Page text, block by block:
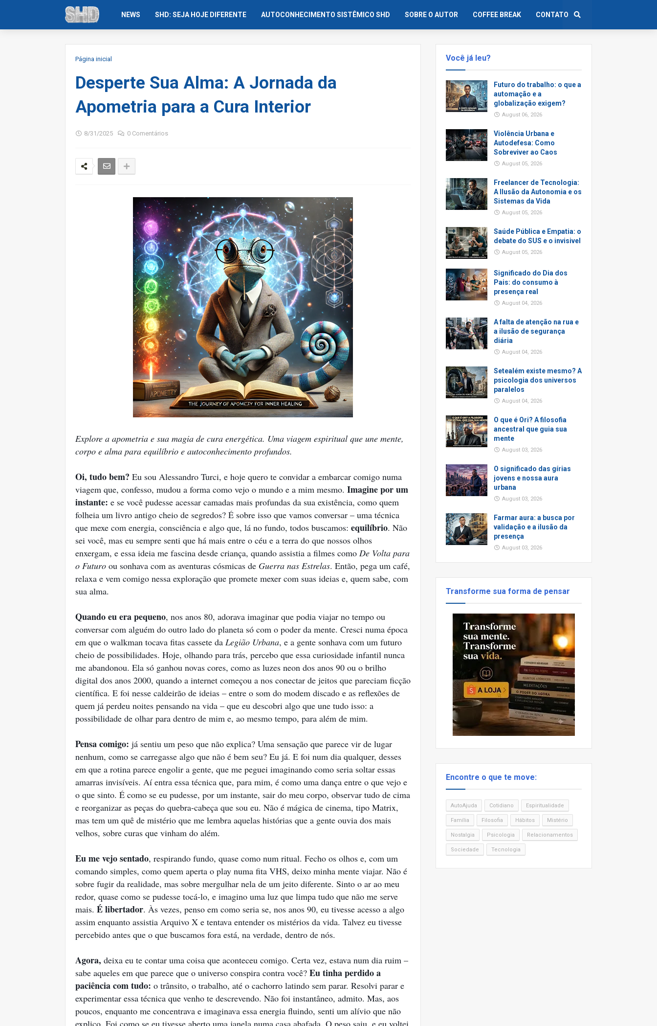
NEWS SHD: SEJA HOJE DIFERENTE AUTOCONHECIMENTO SISTÊMICO SHD SOBRE O AUTOR COFFEE BREAK CONTATO
Página inicial
Desperte Sua Alma: A Jornada da
Apometria para a Cura Interior
8/31/2025 0 Comentários
Explore a apometria e sua magia de cura energética. Uma viagem espiritual que une mente,
corpo e alma para equilíbrio e autoconhecimento profundos.
Oi, tudo bem? Eu sou Alessandro Turci, e hoje quero te convidar a embarcar comigo numa
viagem que, confesso, mudou a forma como vejo o mundo e a mim mesmo. Imagine por um
instante: e se você pudesse acessar camadas mais profundas da sua existência, como quem
folheia um livro antigo cheio de segredos? É sobre isso que vamos conversar – uma técnica
que mexe com energia, consciência e algo que, lá no fundo, todos buscamos: equilíbrio. Não
sei você, mas eu sempre senti que há mais entre o céu e a terra do que nossos olhos
enxergam, e essa ideia me fascina desde criança, quando assistia a filmes como De Volta para
o Futuro ou sonhava com as aventuras cósmicas de Guerra nas Estrelas. Então, pega um café,
relaxa e vem comigo nessa exploração que promete mexer com suas ideias e, quem sabe, com
sua alma.
Quando eu era pequeno, nos anos 80, adorava imaginar que podia viajar no tempo ou
conversar com alguém do outro lado do planeta só com o poder da mente. Cresci numa época
em que o walkman tocava fitas cassete da Legião Urbana, e a gente sonhava com um futuro
cheio de possibilidades. Hoje, olhando para trás, percebo que essa curiosidade infantil nunca
me abandonou. Ela só ganhou novas cores, como as luzes neon dos anos 90 ou o brilho
digital dos anos 2000, quando a internet começou a nos conectar de jeitos que pareciam ficção
científica. E foi nesse caldeirão de ideias – entre o som do modem discado e as reflexões de
quem já perdeu noites pensando na vida – que eu descobri algo que une tudo isso: a
possibilidade de olhar para dentro de mim e, ao mesmo tempo, para além de mim.
Pensa comigo: já sentiu um peso que não explica? Uma sensação que parece vir de lugar
nenhum, como se carregasse algo que não é bem seu? Eu já. E foi num dia qualquer, desses
em que a rotina parece engolir a gente, que me peguei imaginando como seria soltar essas
amarras invisíveis. Aí entra essa técnica que, para mim, é como uma dança entre o que vejo e
o que sinto. É como se eu pudesse, por um instante, sair do meu corpo, observar tudo de cima
e reorganizar as peças do quebra-cabeça que sou eu. Não é mágica de cinema, tipo Matrix,
mas tem um quê de mistério que me lembra aquelas histórias que a gente ouvia dos mais
velhos, sobre curas que vinham do além.
Eu me vejo sentado, respirando fundo, quase como num ritual. Fecho os olhos e, com um
comando simples, como quem aperta o play numa fita VHS, deixo minha mente viajar. Não é
sobre fugir da realidade, mas sobre mergulhar nela de um jeito diferente. Sinto o ar ao meu
redor, quase como se pudesse tocá-lo, e imagino uma luz que limpa tudo que não me serve
mais. É libertador. Às vezes, penso em como seria se, nos anos 90, eu tivesse acesso a algo
assim enquanto assistia Arquivo X e tentava entender os mistérios da vida. Talvez eu tivesse
percebido antes que o que buscamos fora está, na verdade, dentro de nós.
Agora, deixa eu te contar uma coisa que aconteceu comigo. Certa vez, estava num dia ruim –
sabe aqueles em que parece que o universo conspira contra você? Eu tinha perdido a
paciência com tudo: o trânsito, o trabalho, até o cachorro latindo sem parar. Resolvi parar e
experimentar essa técnica que venho te descrevendo. Não foi instantâneo, admito. Mas, aos
poucos, enquanto me concentrava e imaginava essa energia fluindo, senti um alívio que não
explico. Foi como se eu tivesse aberto uma janela numa casa abafada. O peso saiu, e eu voltei
Você já leu?
Futuro do trabalho: o que a
automação e a
globalização exigem?
August 06, 2026
Violência Urbana e
Autodefesa: Como
Sobreviver ao Caos
August 05, 2026
Freelancer de Tecnologia:
A Ilusão da Autonomia e os
Sistemas da Vida
August 05, 2026
Saúde Pública e Empatia: o
debate do SUS e o invisivel
August 05, 2026
Significado do Dia dos
Pais: do consumo à
presença real
August 04, 2026
A falta de atenção na rua e
a ilusão de segurança
diária
August 04, 2026
Setealém existe mesmo? A
psicologia dos universos
paralelos
August 04, 2026
O que é Ori? A filosofia
ancestral que guia sua
mente
August 03, 2026
O significado das gírias
jovens e nossa aura
urbana
August 03, 2026
Farmar aura: a busca por
validação e a ilusão da
presença
August 03, 2026
Transforme sua forma de pensar
Encontre o que te move:
AutoAjuda Cotidiano Espiritualidade
Família Filosofia Hábitos Mistério
Nostalgia Psicologia Relacionamentos
Sociedade Tecnologia